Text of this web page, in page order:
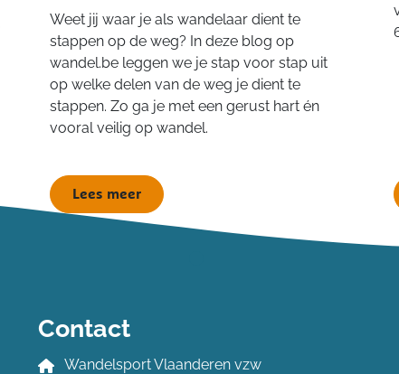
Weet jij waar je als wandelaar dient te
stappen op de weg? In deze blog op
wandel.be leggen we je stap voor stap uit
op welke delen van de weg je dient te
stappen. Zo ga je met een gerust hart én
vooral veilig op wandel.
Lees meer
Contact
Wandelsport Vlaanderen vzw